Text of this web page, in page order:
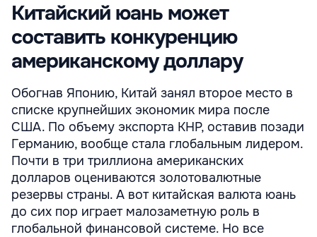
Китайский юань может
составить конкуренцию
американскому доллару
Обогнав Японию, Китай занял второе место в
списке крупнейших экономик мира после
США. По объему экспорта КНР, оставив позади
Германию, вообще стала глобальным лидером.
Почти в три триллиона американских
долларов оцениваются золотовалютные
резервы страны. А вот китайская валюта юань
до сих пор играет малозаметную роль в
глобальной финансовой системе. Но все